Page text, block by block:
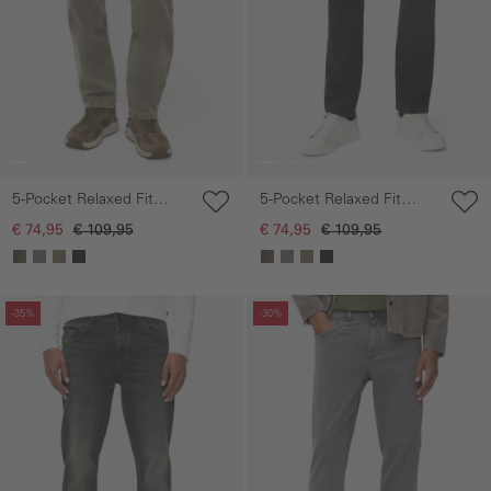
5-Pocket Relaxed Fit
Broek gemaakt van een
€ 74,95 € 109,95
5-Pocket Relaxed Fit
Broek gemaakt van een
€ 74,95 € 109,95
-35%
overslaan
-30%
Galerie overslaan